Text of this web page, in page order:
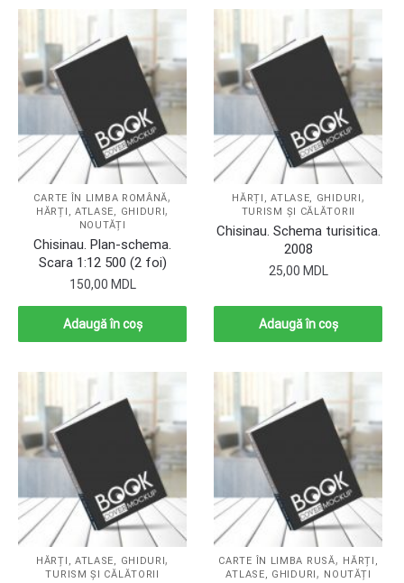
CARTE ÎN LIMBA ROMÂNĂ,
HĂRȚI, ATLASE, GHIDURI,
NOUTĂȚI
Chisinau. Plan-schema.
Scara 1:12 500 (2 foi)
150,00 MDL
Adaugă în coș
HĂRȚI, ATLASE, GHIDURI ,
TURISM ȘI CĂLĂTORII
Chisinau. Schema turisitica.
2008
25,00 MDL
Adaugă în coș
HĂRȚI, ATLASE, GHIDURI,
TURISM ȘI CĂLĂTORII
CARTE ÎN LIMBA RUSĂ,
HĂRȚI,
ATLASE, GHIDURI , NOUTĂȚI